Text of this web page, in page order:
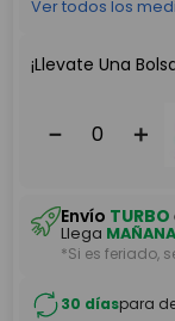
Ver todos los
¡Llevate Una
＋
－
Envío TURBO
Llega MAÑANA
*Si es feriado,
30 díaspara